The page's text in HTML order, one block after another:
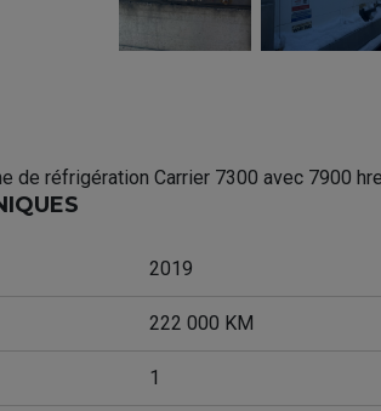
de réfrigération Carrier 7300 avec 7900
2019
222 000 KM
1